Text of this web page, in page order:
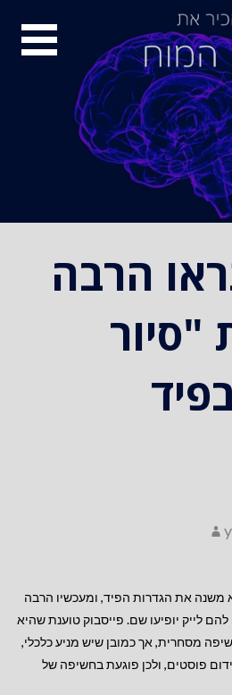
הרבה
"סיור
משנה את הגדרות הפיד, ומעכשיו הרבה
לייק יופיעו שם. פייסבוק טוענת שהיא
מסחרית, אך כמובן שיש מניע כלכלי,
פוסטים, ולכן פוגעת בחשיפה של